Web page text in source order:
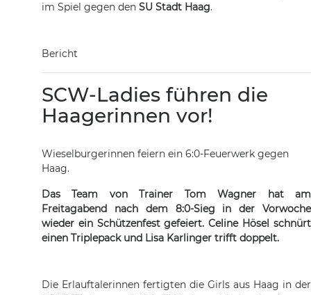
im Spiel gegen den SU Stadt Haag.
Bericht
SCW-Ladies führen die
Haagerinnen vor!
Wieselburgerinnen feiern ein 6:0-Feuerwerk gegen
Haag.
Das Team von Trainer Tom Wagner hat am
Freitagabend nach dem 8:0-Sieg in der Vorwoche
wieder ein Schützenfest gefeiert. Celine Hösel schnürt
einen Triplepack und Lisa Karlinger trifft doppelt.
Die Erlauftalerinnen fertigten die Girls aus Haag in der